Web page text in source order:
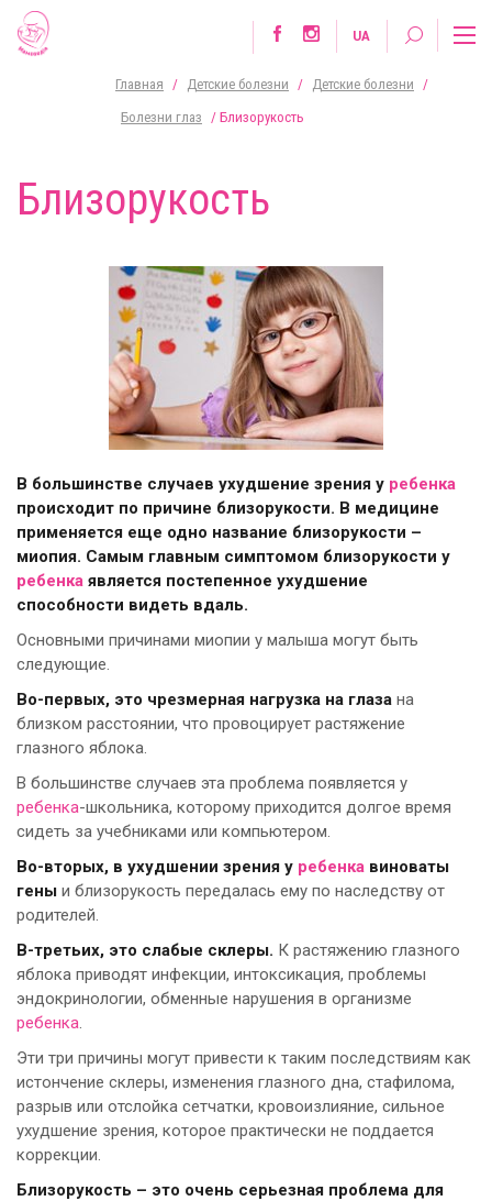
UA
Главная / Детские болезни / Детские болезни
/
Болезни глаз
/ Близорукость
Близорукость
В большинстве случаев ухудшение зрения у ребенка
происходит по причине близорукости. В медицине
применяется еще одно название близорукости –
миопия. Самым главным симптомом близорукости у
ребенка является постепенное ухудшение
способности видеть вдаль.
Основными причинами миопии у малыша могут быть
следующие.
Во-первых, это чрезмерная нагрузка на глаза на
близком расстоянии, что провоцирует растяжение
глазного яблока.
В большинстве случаев эта проблема появляется у
ребенка-школьника, которому приходится долгое время
сидеть за учебниками или компьютером.
Во-вторых, в ухудшении зрения у ребенка виноваты
гены и близорукость передалась ему по наследству от
родителей.
В-третьих, это слабые склеры. К растяжению глазного
яблока приводят инфекции, интоксикация, проблемы
эндокринологии, обменные нарушения в организме
ребенка
Эти три причины могут привести к таким последствиям как
истончение склеры, изменения глазного дна, стафилома,
разрыв или отслойка сетчатки, кровоизлияние, сильное
ухудшение зрения, которое практически не поддается
коррекции.
Близорукость – это очень серьезная проблема для